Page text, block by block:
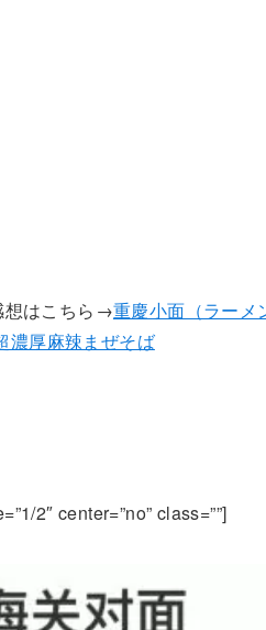
想はこちら→重慶小面（ラーメ
厚麻辣まぜそば
2″ center=”no” class=””]